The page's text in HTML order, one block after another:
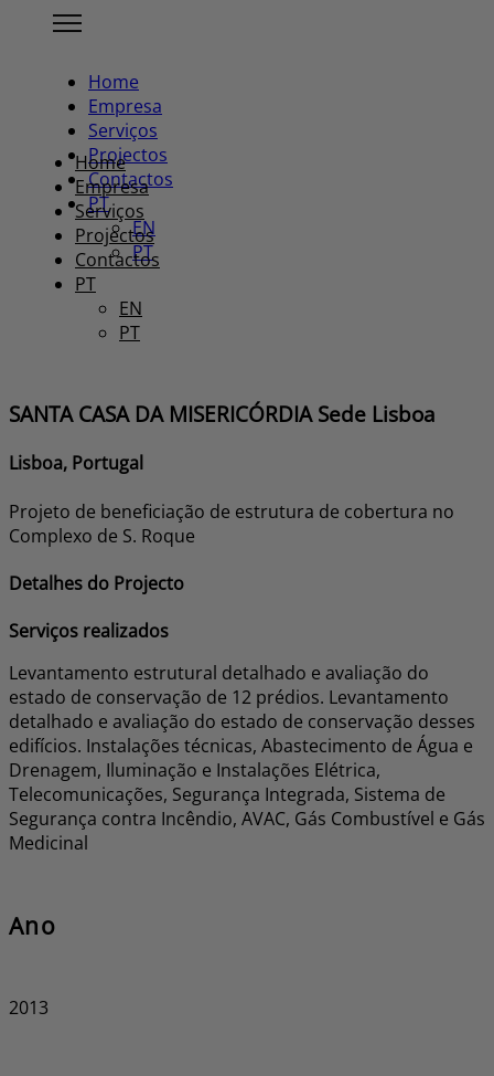
Home
Empresa
Serviços
Projectos
Contactos
PT
EN
PT
Home
Empresa
Serviços
Projectos
Contactos
PT
EN
PT
SANTA CASA DA MISERICÓRDIA Sede Lisboa
Lisboa, Portugal
Projeto de beneficiação de estrutura de cobertura no
Complexo de S. Roque
Detalhes do Projecto
Serviços realizados
Levantamento estrutural detalhado e avaliação do
estado de conservação de 12 prédios. Levantamento
detalhado e avaliação do estado de conservação desses
edifícios. Instalações técnicas, Abastecimento de Água e
Drenagem, Iluminação e Instalações Elétrica,
Telecomunicações, Segurança Integrada, Sistema de
Segurança contra Incêndio, AVAC, Gás Combustível e Gás
Medicinal
Ano
​2013